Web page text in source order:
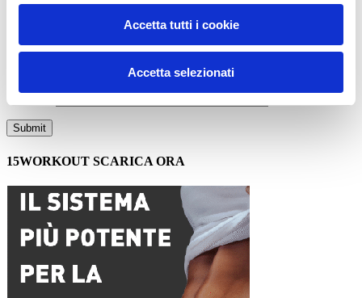
Accetta tutti i cookie
Accetta selezionati
Sito web
15WORKOUT SCARICA ORA